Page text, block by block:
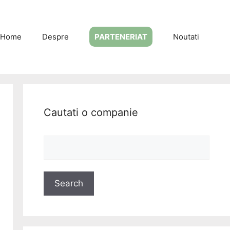
Home Despre PARTENERIAT Noutati
Cautati o companie